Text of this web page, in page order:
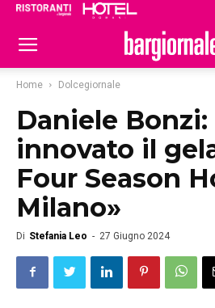
Home Dolcegiornale
Daniele Bonzi:
innovato il
Four Season
Milano»
Di Stefania Leo - 27 Giugno 2024